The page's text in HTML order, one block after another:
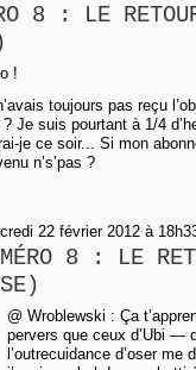
8 : LE
!
toujours pas reçu
Je suis pourtant à 1/4
je ce soir... Si mon
n’s’pas ?
22 février 2012 à
8 : LE
@ Wroblewski : Ça
pervers que ceux d’Ubi —
l’outrecuidance d’oser